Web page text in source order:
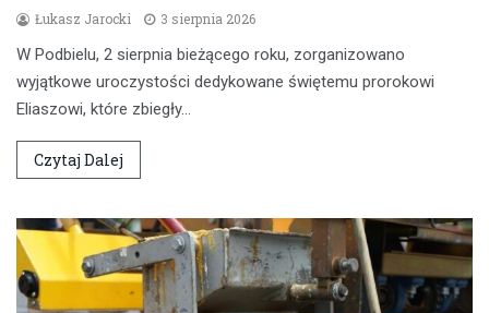
Łukasz Jarocki 3 sierpnia 2026
W Podbielu, 2 sierpnia bieżącego roku, zorganizowano
wyjątkowe uroczystości dedykowane świętemu prorokowi
Eliaszowi, które zbiegły…
Czytaj Dalej